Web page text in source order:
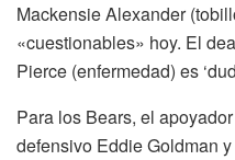
Mackensie Alexander
«cuestionables» hoy. El
Pierce (enfermedad) es
Para los Bears, el
defensivo Eddie Goldman